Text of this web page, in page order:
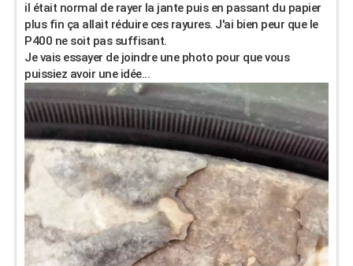
il était normal de rayer la jante puis en passant du papier
plus fin ça allait réduire ces rayures. J'ai bien peur que le
P400 ne soit pas suffisant.
Je vais essayer de joindre une photo pour que vous
puissiez avoir une idée...